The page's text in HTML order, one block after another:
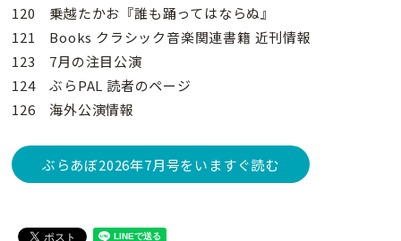
120 乗越たかお『誰も踊ってはならぬ』
121 Books クラシック音楽関連書籍 近刊情報
123 7月の注目公演
124 ぶらPAL 読者のページ
126 海外公演情報
ぶらあぼ2026年7月号をいますぐ読む